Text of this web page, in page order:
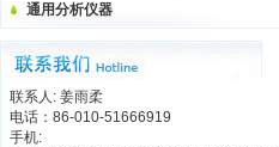
通用分析仪器
联系人: 姜雨柔
电话：86-010-51666919
手机: